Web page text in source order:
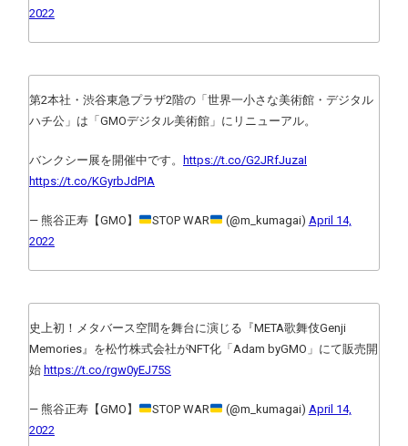
2022
第2本社・渋谷東急プラザ2階の「世界一小さな美術館・デジタル
ハチ公」は「GMOデジタル美術館」にリニューアル。
バンクシー展を開催中です。
https://t.co/G2JRfJuzaI
https://t.co/KGyrbJdPIA
— 熊谷正寿【GMO】 STOP WAR (@m_kumagai) April 14,
2022
史上初！メタバース空間を舞台に演じる『META歌舞伎Genji
Memories』を松竹株式会社がNFT化「Adam byGMO」にて販売開
始 https://t.co/rgw0yEJ75S
— 熊谷正寿【GMO】 STOP WAR (@m_kumagai) April 14,
2022